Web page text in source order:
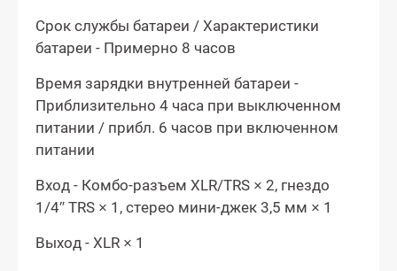
Срок службы батареи / Характеристики
батареи - Примерно 8 часов
Время зарядки внутренней батареи -
Приблизительно 4 часа при выключенном
питании / прибл. 6 часов при включенном
питании
Вход - Комбо-разъем XLR/TRS × 2, гнездо
1/4″ TRS × 1, стерео мини-джек 3,5 мм × 1
Выход - XLR × 1